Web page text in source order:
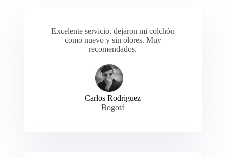
Excelente servicio, dejaron mi colchón
como nuevo y sin olores. Muy
recomendados.
Carlos Rodriguez
Bogotá